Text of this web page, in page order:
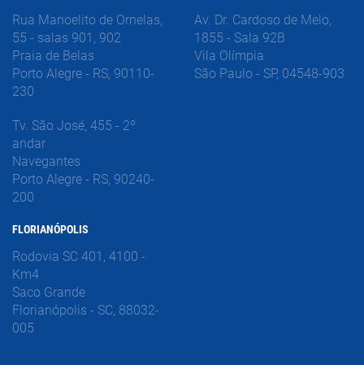
Rua Manoelito de Ornelas,
55 - salas 901, 902
Praia de Belas
Porto Alegre - RS, 90110-
230
Tv. São José, 455 - 2º
andar
Navegantes
Porto Alegre - RS, 90240-
200
FLORIANÓPOLIS
Rodovia SC 401, 4100 -
Km4
Saco Grande
Florianópolis - SC, 88032-
005
Av. Dr. Cardoso de Melo,
1855 - Sala 92B
Vila Olímpia
São Paulo - SP, 04548-903